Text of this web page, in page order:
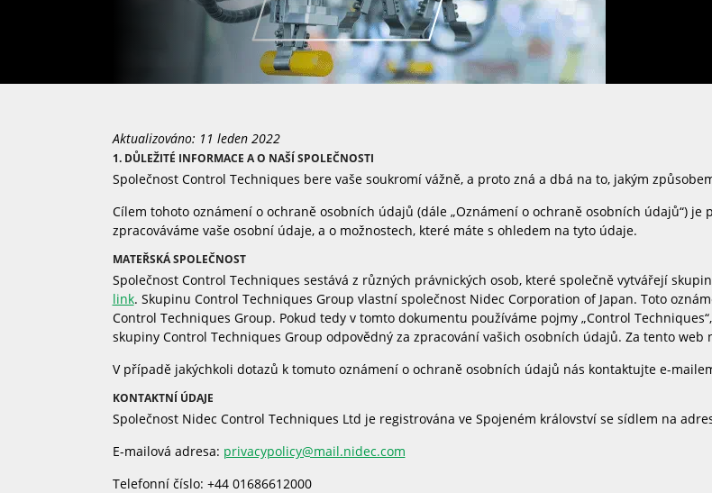
Aktualizováno: 11 leden 2022
1. DŮLEŽITÉ INFORMACE A O NAŠÍ SPOLEČNOSTI
Společnost Control Techniques bere vaše soukromí vážně, a proto zná a dbá na to, jakým
Cílem tohoto oznámení o ochraně osobních údajů (dále „Oznámení o ochraně osobních údajů“)
zpracováváme vaše osobní údaje, a o možnostech, které máte s ohledem na tyto údaje.
MATEŘSKÁ SPOLEČNOST
Společnost Control Techniques sestává z různých právnických osob, které společně vytvářejí
link. Skupinu Control Techniques Group vlastní společnost Nidec Corporation of Japan. Toto
Control Techniques Group. Pokud tedy v tomto dokumentu používáme pojmy „Control
skupiny Control Techniques Group odpovědný za zpracování vašich osobních údajů. Za tento
V případě jakýchkoli dotazů k tomuto oznámení o ochraně osobních údajů nás kontaktujte e-
KONTAKTNÍ ÚDAJE
Společnost Nidec Control Techniques Ltd je registrována ve Spojeném království se sídlem na
E-mailová adresa: privacypolicy@mail.nidec.com
Telefonní číslo: +44 01686612000